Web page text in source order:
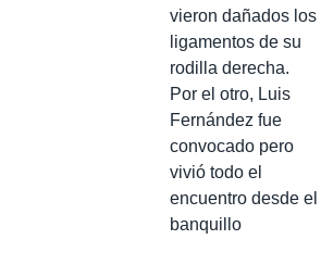
vieron dañados los
ligamentos de su
rodilla derecha.
Por el otro, Luis
Fernández fue
convocado pero
vivió todo el
encuentro desde el
banquillo